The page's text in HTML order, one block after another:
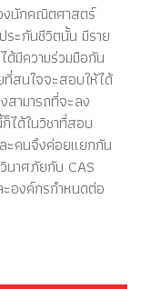
งนักคณิตศาสตร์
ะกันชีวิตนั้น มีราย
ด้มีความร่วมมือกัน
สนใจจะสอบให้ได้
สามารถที่จะลง
ได้ในวิชาที่สอบ
คนจึงค่อยแยกกัน
นาศภัยกับ CAS
องค์กรกำหนดต่อ